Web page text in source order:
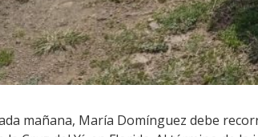
mañana, María Domínguez debe